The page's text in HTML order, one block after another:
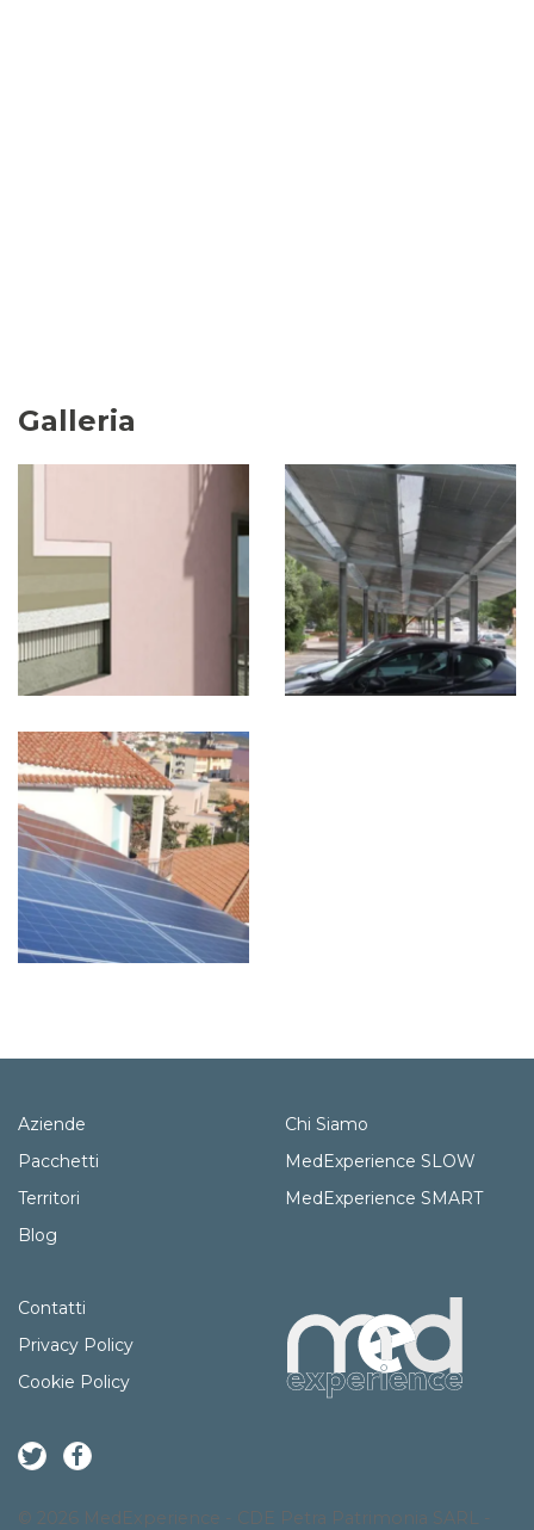
Galleria
Aziende
Pacchetti
Territori
Blog
Chi Siamo
MedExperience SLOW
MedExperience SMART
Contatti
Privacy Policy
Cookie Policy
© 2026 MedExperience - CDE Petra Patrimonia SARL -